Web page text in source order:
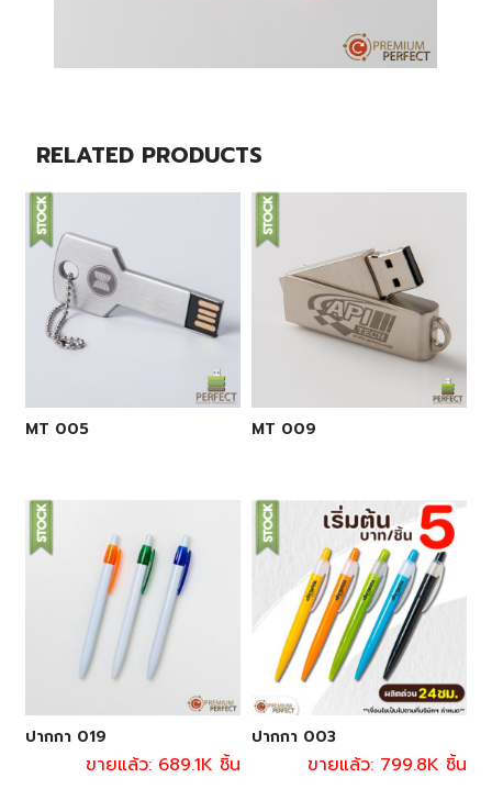
RELATED PRODUCTS
MT 005 MT 009
ปากกา 019
ขายแล้ว: 689.1K ชิ้น
ปากกา 003
ขายแล้ว: 799.8K ชิ้น